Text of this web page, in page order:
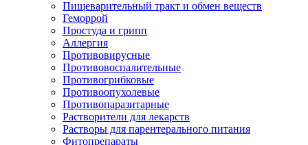
Пищеварительный тракт и обмен веществ
Геморрой
Простуда и грипп
Аллергия
Противовирусные
Противовоспалительные
Противогрибковые
Противоопухолевые
Противопаразитарные
Растворители для лекарств
Растворы для парентерального питания
Фитопрепараты